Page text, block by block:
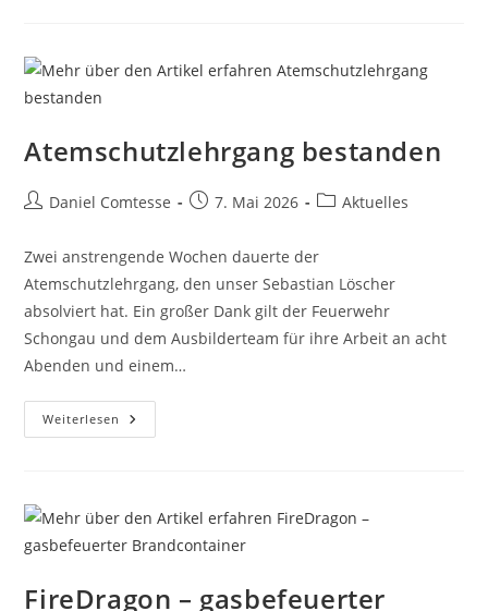
Atemschutzlehrgang bestanden
Beitrags-
Daniel Comtesse
Beitrag7. Mai 2026
Beitrags-
Aktuelles
Zwei anstrengende Wochen dauerte der
Atemschutzlehrgang, den unser Sebastian Löscher
absolviert hat. Ein großer Dank gilt der Feuerwehr
Schongau und dem Ausbilderteam für ihre Arbeit an acht
Abenden und einem…
Weiterlesen Atemschutzlehrgang
Bestanden
FireDragon – gasbefeuerter